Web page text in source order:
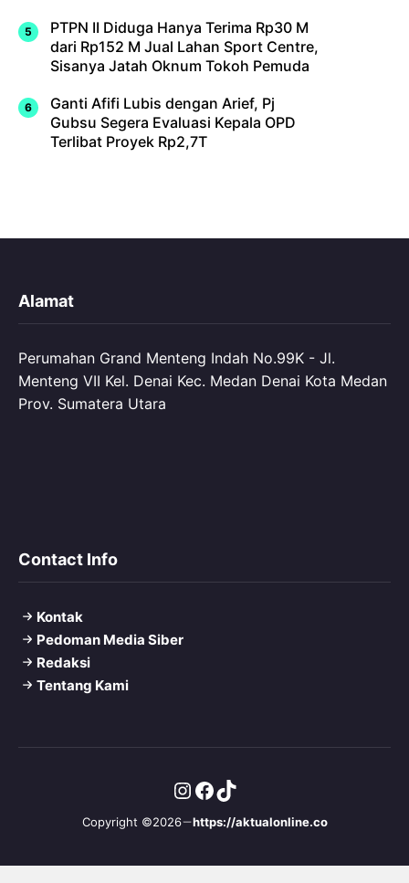
PTPN II Diduga Hanya Terima Rp30 M
dari Rp152 M Jual Lahan Sport Centre,
Sisanya Jatah Oknum Tokoh Pemuda
Ganti Afifi Lubis dengan Arief, Pj
Gubsu Segera Evaluasi Kepala OPD
Terlibat Proyek Rp2,7T
Alamat
Perumahan Grand Menteng Indah No.99K - Jl.
Menteng VII Kel. Denai Kec. Medan Denai Kota Medan
Prov. Sumatera Utara
Contact Info
Kontak
Pedoman Media Siber
Redaksi
Tentang Kami
Copyright ©2026 https://aktualonline.co
Instagram
Facebook
TikTok